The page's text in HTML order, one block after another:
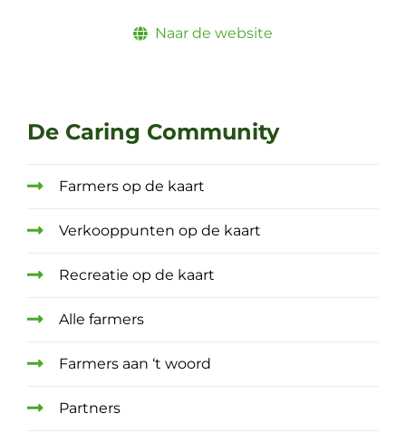
Naar de website
De Caring Community
Farmers op de kaart
Verkooppunten op de kaart
Recreatie op de kaart
Alle farmers
Farmers aan ‘t woord
Partners